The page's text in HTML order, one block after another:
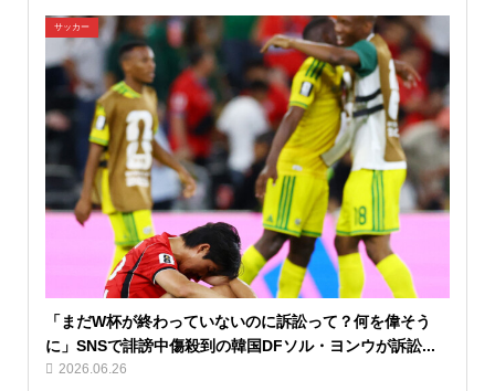
サッカー
「まだW杯が終わっていないのに訴訟って？何を偉そう
に」SNSで誹謗中傷殺到の韓国DFソル・ヨンウが訴訟...
2026.06.26